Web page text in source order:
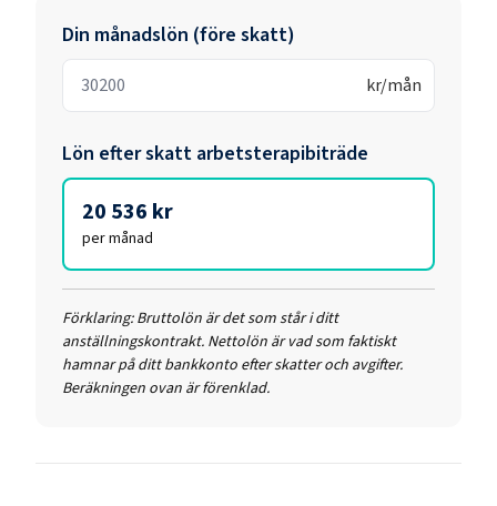
Din månadslön (före skatt)
kr/mån
Lön efter skatt arbetsterapibiträde
20 536 kr
per månad
Förklaring: Bruttolön är det som står i ditt
anställningskontrakt. Nettolön är vad som faktiskt
hamnar på ditt bankkonto efter skatter och avgifter.
Beräkningen ovan är förenklad.